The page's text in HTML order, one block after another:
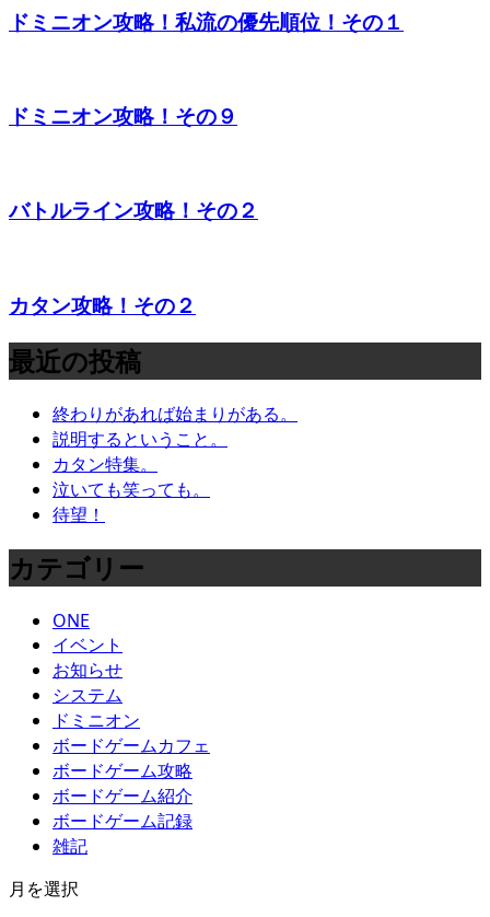
ドミニオン攻略！私流の優先順位！その１
ドミニオン攻略！その９
バトルライン攻略！その２
カタン攻略！その２
最近の投稿
終わりがあれば始まりがある。
説明するということ。
カタン特集。
泣いても笑っても。
待望！
カテゴリー
ONE
イベント
お知らせ
システム
ドミニオン
ボードゲームカフェ
ボードゲーム攻略
ボードゲーム紹介
ボードゲーム記録
雑記
月を選択